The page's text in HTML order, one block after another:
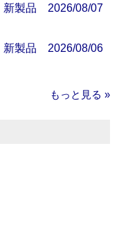
新製品 2026/08/07
新製品 2026/08/06
もっと見る »